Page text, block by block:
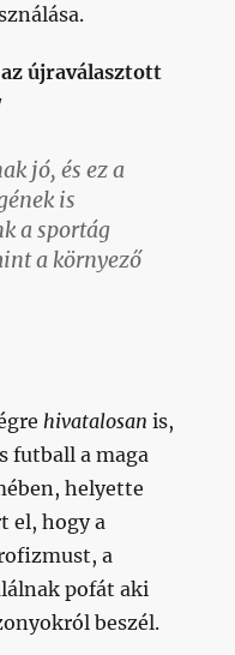
az újraválasztott
jó, és ez a
is
a sportág
a környező
hivatalosan is,
futball a maga
helyette
el, hogy a
a
pofát aki
beszél.